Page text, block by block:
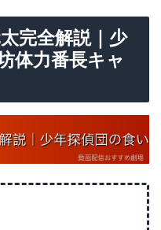
完全解説｜少
体力番長キャ